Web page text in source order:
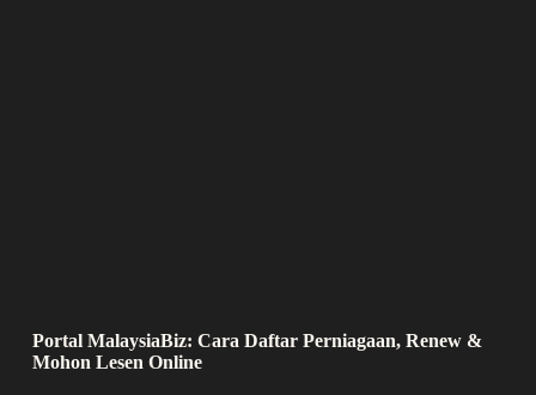
Portal MalaysiaBiz: Cara Daftar Perniagaan, Renew &
Mohon Lesen Online